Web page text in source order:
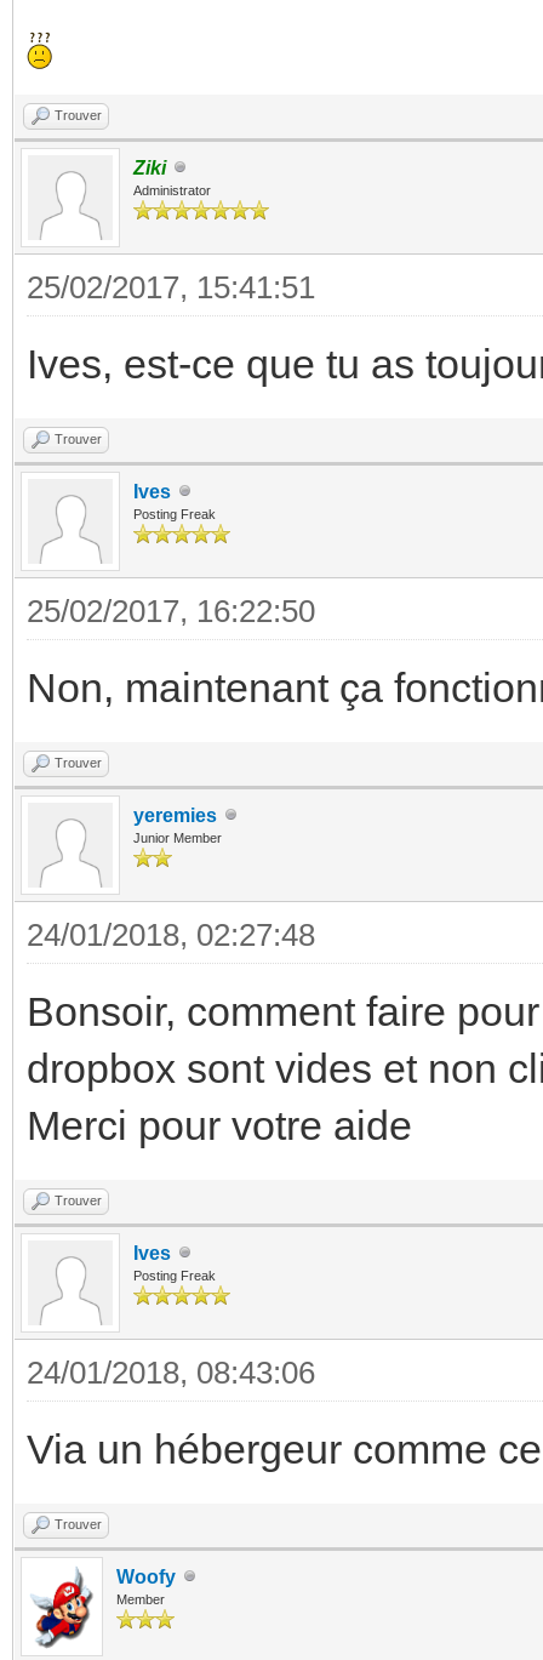
Trouver
Ziki
Administrator
25/02/2017, 15:41:51
Ives, est-ce que tu as
Trouver
Ives
Posting Freak
25/02/2017, 16:22:50
Non, maintenant ça
Trouver
yeremies
Junior Member
24/01/2018, 02:27:48
Bonsoir, comment faire
dropbox sont vides et non
Merci pour votre aide
Trouver
Ives
Posting Freak
24/01/2018, 08:43:06
Via un hébergeur comme
Trouver
Woofy
Member